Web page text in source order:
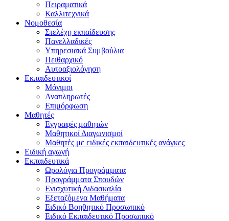
Πειραματικά
Καλλιτεχνικά
Νομοθεσία
Στελέχη εκπαίδευσης
Πανελλαδικές
Υπηρεσιακά Συμβούλια
Πειθαρχικό
Αυτοαξιολόγηση
Εκπαιδευτικοί
Μόνιμοι
Αναπληρωτές
Επιμόρφωση
Μαθητές
Εγγραφές μαθητών
Μαθητικοί Διαγωνισμοί
Μαθητές με ειδικές εκπαιδευτικές ανάγκες
Ειδική αγωγή
Εκπαιδευτικά
Ωρολόγια Προγράμματα
Προγράμματα Σπουδών
Ενισχυτική Διδασκαλία
Εξεταζόμενα Μαθήματα
Ειδικό Βοηθητικό Προσωπικό
Ειδικό Εκπαιδευτικό Προσωπικό